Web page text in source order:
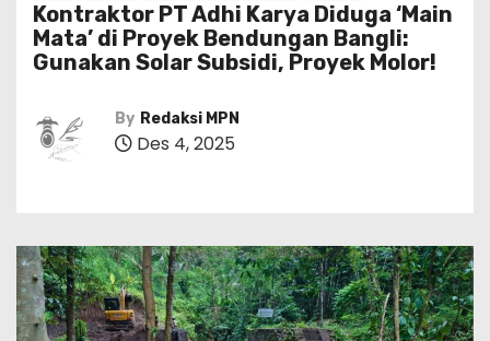
Kontraktor PT Adhi Karya Diduga ‘Main
Mata’ di Proyek Bendungan Bangli:
Gunakan Solar Subsidi, Proyek Molor!
By Redaksi MPN
Des 4, 2025